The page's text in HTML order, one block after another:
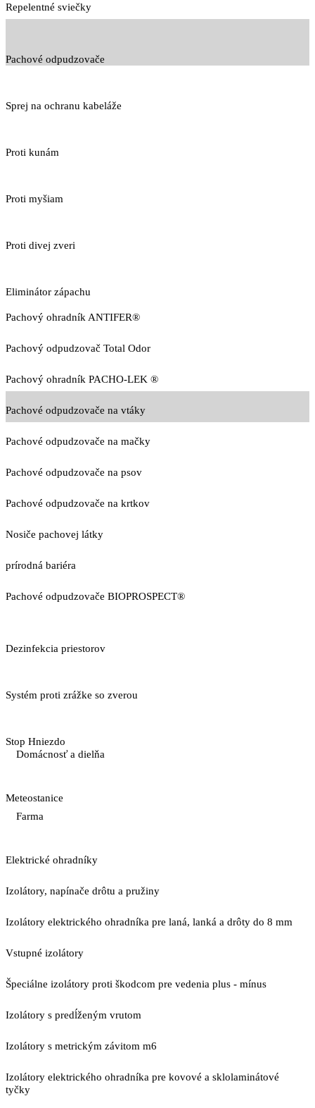
Repelentné sviečky
Pachové odpudzovače
Sprej na ochranu kabeláže
Proti kunám
Proti myšiam
Proti divej zveri
Eliminátor zápachu
Pachový ohradník ANTIFER®
Pachový odpudzovač Total Odor
Pachový ohradník PACHO-LEK ®
Pachové odpudzovače na vtáky
Pachové odpudzovače na mačky
Pachové odpudzovače na psov
Pachové odpudzovače na krtkov
Nosiče pachovej látky
prírodná bariéra
Pachové odpudzovače BIOPROSPECT®
Dezinfekcia priestorov
Systém proti zrážke so zverou
Stop Hniezdo
Domácnosť a dielňa
Meteostanice
Farma
Elektrické ohradníky
Izolátory, napínače drôtu a pružiny
Izolátory elektrického ohradníka pre laná, lanká a drôty do 8 mm
Vstupné izolátory
Špeciálne izolátory proti škodcom pre vedenia plus - mínus
Izolátory s predĺženým vrutom
Izolátory s metrickým závitom m6
Izolátory elektrického ohradníka pre kovové a sklolaminátové
tyčky